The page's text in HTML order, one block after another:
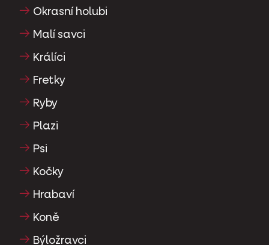
Okrasní holubi
Malí savci
Králíci
Fretky
Ryby
Plazi
Psi
Kočky
Hrabaví
Koně
Býložravci